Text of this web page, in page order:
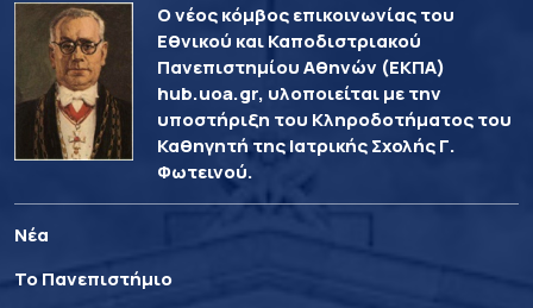
Ο νέος κόμβος επικοινωνίας του
Εθνικού και Καποδιστριακού
Πανεπιστημίου Αθηνών (ΕΚΠΑ)
hub.uoa.gr, υλοποιείται με την
υποστήριξη του Κληροδοτήματος του
Καθηγητή της Ιατρικής Σχολής Γ.
Φωτεινού.
Νέα
Το Πανεπιστήμιο